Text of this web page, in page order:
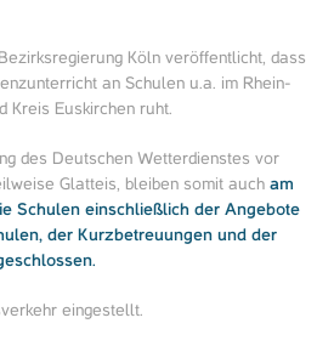
Köln veröffentlicht, dass
an Schulen u.a. im Rhein-
Kreis Euskirchen ruht.
des Deutschen Wetterdienstes vor
Glatteis, bleiben somit auch am
Schulen einschließlich der Angebote
der Kurzbetreuungen und der
eingestellt.